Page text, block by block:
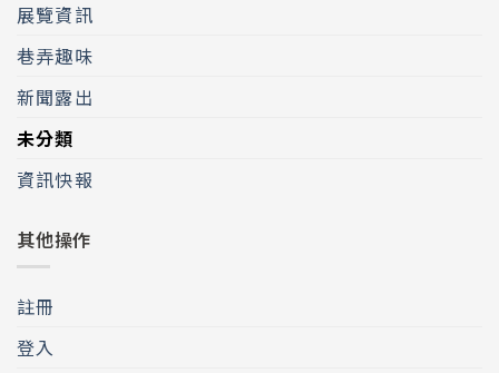
展覽資訊
巷弄趣味
新聞露出
未分類
資訊快報
其他操作
註冊
登入